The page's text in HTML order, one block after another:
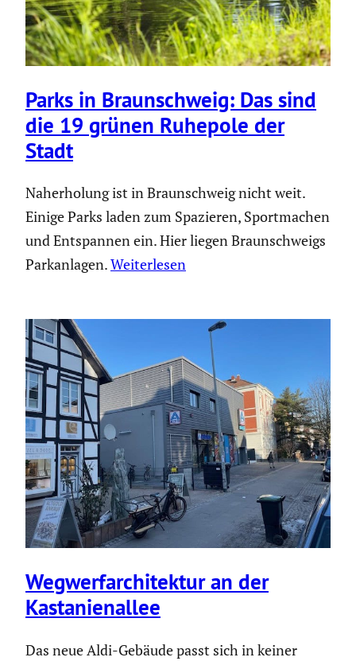
Parks in Braun­schweig: Das sind
die 19 grünen Ruhepole der
Stadt
Naherholung ist in Braunschweig nicht weit.
Einige Parks laden zum Spazieren, Sportmachen
und Entspannen ein. Hier liegen Braunschweigs
Parkanlagen.Weiterlesen
Wegwer­far­chi­tektur an der
Kasta­ni­en­allee
Das neue Aldi-Gebäude passt sich in keiner